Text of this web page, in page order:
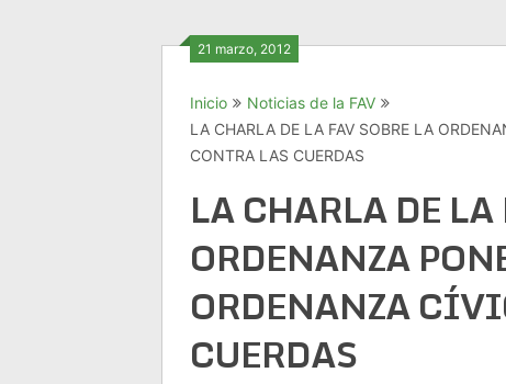
21 marzo, 2012
Inicio
Noticias de la FAV
LA CHARLA DE LA FAV SOBRE LA
CONTRA LAS CUERDAS
LA CHARLA DE
ORDENANZA
ORDENANZA
CUERDAS